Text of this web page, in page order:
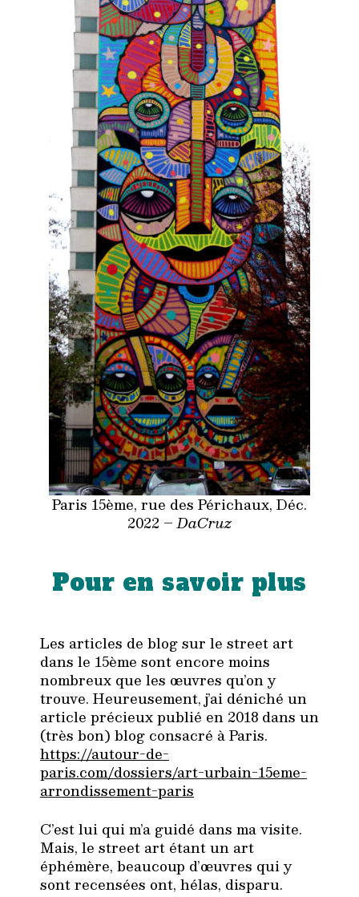
Paris 15ème, rue des Périchaux, Déc.
2022 –DaCruz
Pour en savoir plus
Les articles de blog sur le street art
dans le 15ème sont encore moins
nombreux que les œuvres qu’on y
trouve. Heureusement, j’ai déniché un
article précieux publié en 2018 dans un
(très bon) blog consacré à Paris.
https://autour-de-
paris.com/dossiers/art-urbain-15eme-
arrondissement-paris
C’est lui qui m’a guidé dans ma visite.
Mais, le street art étant un art
éphémère, beaucoup d’œuvres qui y
sont recensées ont, hélas, disparu.